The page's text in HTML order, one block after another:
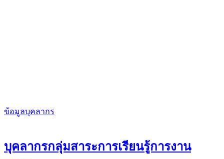
ข้อมูลบุคลากร
บุคลากรกลุ่มสาระการเรียนรู้การงาน